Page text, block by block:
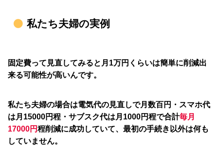
私たち夫婦の実例
固定費って見直してみると月1万円くらいは簡単に削減出
来る可能性が高いんです。
私たち夫婦の場合は電気代の見直しで月数百円・スマホ代
は月15000円程・サブスク代は月1000円程で合計毎月
17000円程削減に成功していて、最初の手続き以外は何も
していません。